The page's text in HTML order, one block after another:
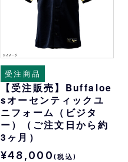
受注商品
【受注販売】Buffaloe
sオーセンティックユ
ニフォーム（ビジタ
ー）（ご注文日から約
3ヶ月）
¥48,000(税込)